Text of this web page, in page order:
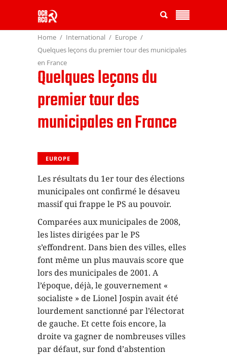
Home International
Europe
Quelques leçons du premier tour des municipales
en France
Quelques leçons du
premier tour des
municipales en France
EUROPE
Les résultats du 1er tour des élections
municipales ont confirmé le désaveu
massif qui frappe le PS au pouvoir.
Comparées aux municipales de 2008,
les listes dirigées par le PS
s’effondrent. Dans bien des villes, elles
font même un plus mauvais score que
lors des municipales de 2001. A
l’époque, déjà, le gouvernement «
socialiste » de Lionel Jospin avait été
lourdement sanctionné par l’électorat
de gauche. Et cette fois encore, la
droite va gagner de nombreuses villes
par défaut, sur fond d’abstention